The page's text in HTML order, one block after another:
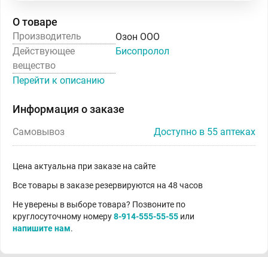
О товаре
Производитель
Озон ООО
Действующее
вещество
Бисопролол
Перейти к описанию
Информация о заказе
Самовывоз Доступно в 55 аптеках
Цена актуальна при заказе на сайте
Все товары в заказе резервируются на 48 часов
Не уверены в выборе товара? Позвоните по
круглосуточному номеру8-914-555-55-55 или
напишите нам.